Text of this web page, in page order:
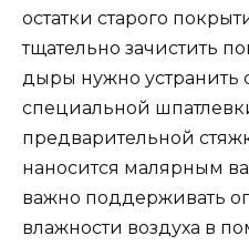
остатки старого
тщательно зачистить
дыры нужно
специальной
предварительной
наносится малярным
важно поддерживать
влажности воздуха в